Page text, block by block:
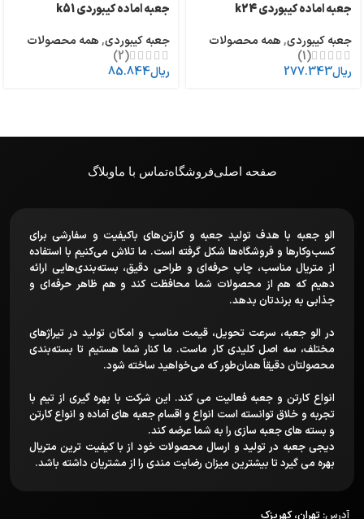
جعبه اماده کیبوردی k24
جعبه کیبوردی,همه محصولات
(1)
ریال277.343
جعبه اماده کیبوردی k51
جعبه کیبوردی,همه محصولات
(2)
ریال85.844
صفحه اصلیفروشگاهتماس با ماوبلاگ
الو جعبه با هدف تولید جعبه و کارتن‌های باکیفیت و سفارشی برای
کسب‌وکارها و فروشگاه‌ها شکل گرفته است. ما تلاش می‌کنیم با استفاده
از متریال مناسب، چاپ حرفه‌ای و طراحی دقیق، بسته‌بندی‌هایی ارائه
دهیم که هم از محصولات شما محافظت کند و هم ظاهر حرفه‌ای و
جذابی به برندتان بدهد.
در الو جعبه، سرعت تحویل، قیمت مناسب و امکان تولید در تیراژهای
مختلف، سه اصل کلیدی کار ماست. ما کنار شما هستیم تا بسته‌بندی
محصولتان دقیقاً همان‌طور که می‌خواهید ساخته شود.
انواع کارتن و جعبه فعالیت می کند. این شرکت با بهره گیری از تیم با
تجربه و خلاق توانسته است انواع و اقسام جعبه های آماده و انواع کارتن
و بسته های جعبه سازی را به شما عرضه کند.
دیجی جعبه در تولید و ارسال محصولات خود از با کیفیت ترین متریال
بهره می گیرد تا بیشترین میزان رضایت مندی را از مشتریان داشته باشد.
آدرس: تهران، کهریزک